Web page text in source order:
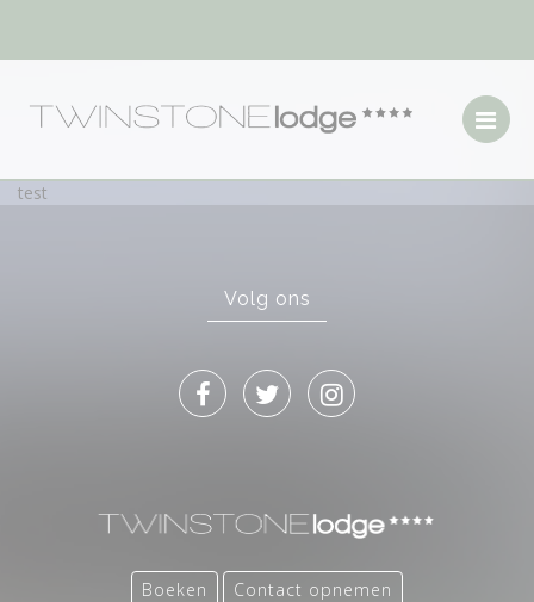
test
Volg ons
Boeken Contact opnemen